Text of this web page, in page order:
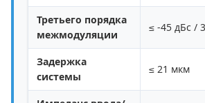
Третьего порядка
межмодуляции
≤ -45 дБc /
Задержка
системы
≤ 21 мкм